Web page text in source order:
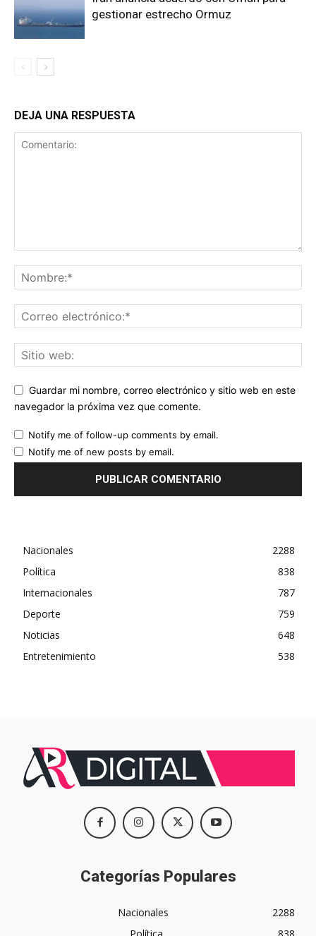
gestionar estrecho Ormuz
DEJA UNA RESPUESTA
Guardar mi nombre, correo electrónico y sitio web en este
navegador la próxima vez que comente.
Notify me of follow-up comments by email.
Notify me of new posts by email.
Nacionales
2288
Política
838
Internacionales
787
Deporte
759
Noticias
648
Entretenimiento
538
Categorías Populares
Nacionales
2288